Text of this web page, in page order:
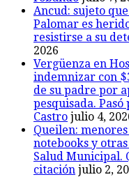
Ancud: sujeto
Palomar es
resistirse a su
2026
Vergüenza en
indemnizar con
de su padre por
pesquisada.
Castro julio 4,
Queilen:
notebooks y
Salud Municipal.
citación julio 2,